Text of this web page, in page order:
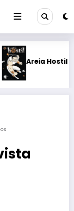
Hostil #11